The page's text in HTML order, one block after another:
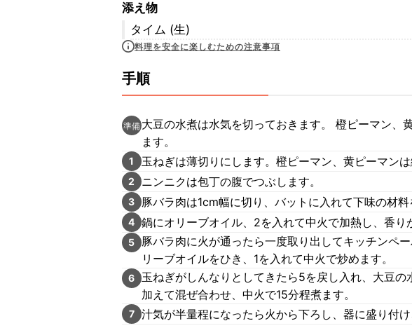
添え物
タイム (生)
料理を安全に楽しむための注意事項
手順
準備 大豆の水煮は水気を切っておきます。 橙ピーマン、
ます。
1 玉ねぎは薄切りにします。橙ピーマン、黄ピーマンは
2 ニンニクは包丁の腹でつぶします。
3 豚バラ肉は1cm幅に切り、バットに入れて下味の材料
4 鍋にオリーブオイル、2を入れて中火で加熱し、香り
5
豚バラ肉に火が通ったら一度取り出してキッチンペ
リーブオイルをひき、1を入れて中火で炒めます。
6
玉ねぎがしんなりとしてきたら5を戻し入れ、大豆
加えて混ぜ合わせ、中火で15分程煮ます。
7 汁気が半量程になったら火から下ろし、器に盛り付